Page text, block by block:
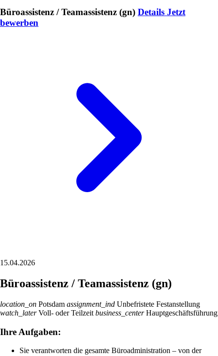
Büroassistenz / Teamassistenz (gn) Details Jetzt
bewerben
15.04.2026
Büroassistenz / Teamassistenz (gn)
location_on Potsdam assignment_ind Unbefristete Festanstellung
watch_laterVoll- oder Teilzeit business_centerHauptgeschäftsführung
Ihre Aufgaben:
Sie verantworten die gesamte Büroadministration – von der